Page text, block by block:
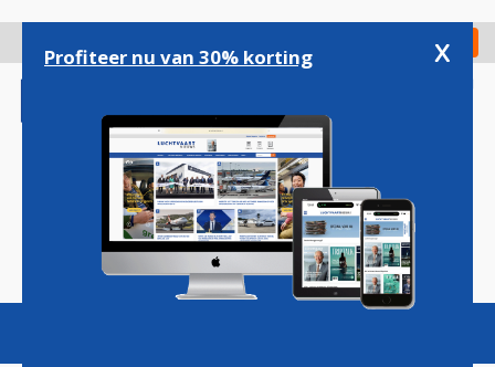
gaan
Check in
Magazine Podcasts Vacatures
Profiteer nu van 30% korting x